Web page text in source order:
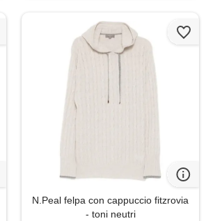
N.Peal felpa con cappuccio fitzrovia
- toni neutri